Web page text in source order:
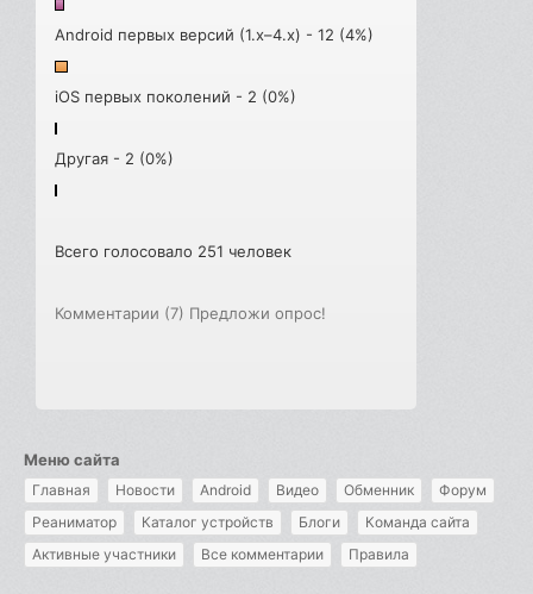
Android первых версий (1.x–4.x) - 12 (4%)
iOS первых поколений - 2 (0%)
Другая - 2 (0%)
Всего голосовало 251 человек
Комментарии (7) Предложи опрос!
Меню сайта
Главная Новости Android Видео Обменник
Форум
Реаниматор
Каталог устройств Блоги
Команда сайта
Активные участники
Все комментарии Правила